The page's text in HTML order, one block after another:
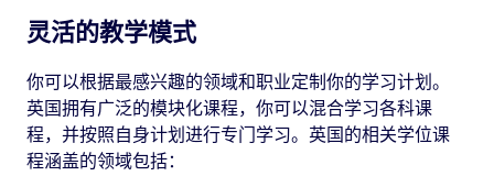
灵活的教学模式
你可以根据最感兴趣的领域和职业定制你的学习计划。
英国拥有广泛的模块化课程，你可以混合学习各科课
程，并按照自身计划进行专门学习。英国的相关学位课
程涵盖的领域包括：